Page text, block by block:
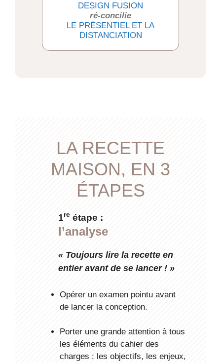
DESIGN FUSION
ré-concilie
LE PRÉSENTIEL ET LA
DISTANCIATION
LA RECETTE
MAISON, EN 3
ÉTAPES
1re étape :
l’analyse
« Toujours lire la recette en
entier avant de se lancer ! »
Opérer un examen pointu avant
de lancer la conception.
Porter une grande attention à tous
les éléments du cahier des
charges : les objectifs, les enjeux,